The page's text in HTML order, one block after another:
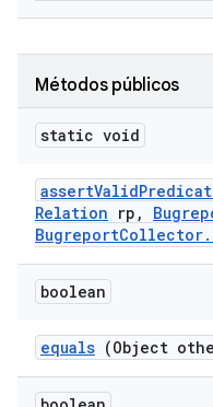
Métodos públicos
static void
assertValid
Relation rp ,
BugreportCollector.
boolean
equals (Object